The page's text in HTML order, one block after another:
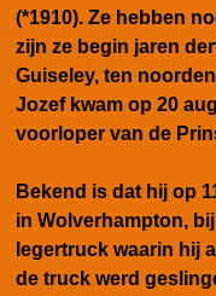
(*1910). Ze hebben
zijn ze begin jaren
Guiseley, ten
Jozef kwam op 20
voorloper van de
Bekend is dat hij op
in Wolverhampton,
legertruck waarin hij
de truck werd